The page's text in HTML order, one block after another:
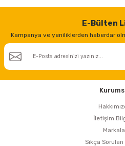
E-Bülten
Kampanya ve yeniliklerden haberdar
İletişim
Sıkça